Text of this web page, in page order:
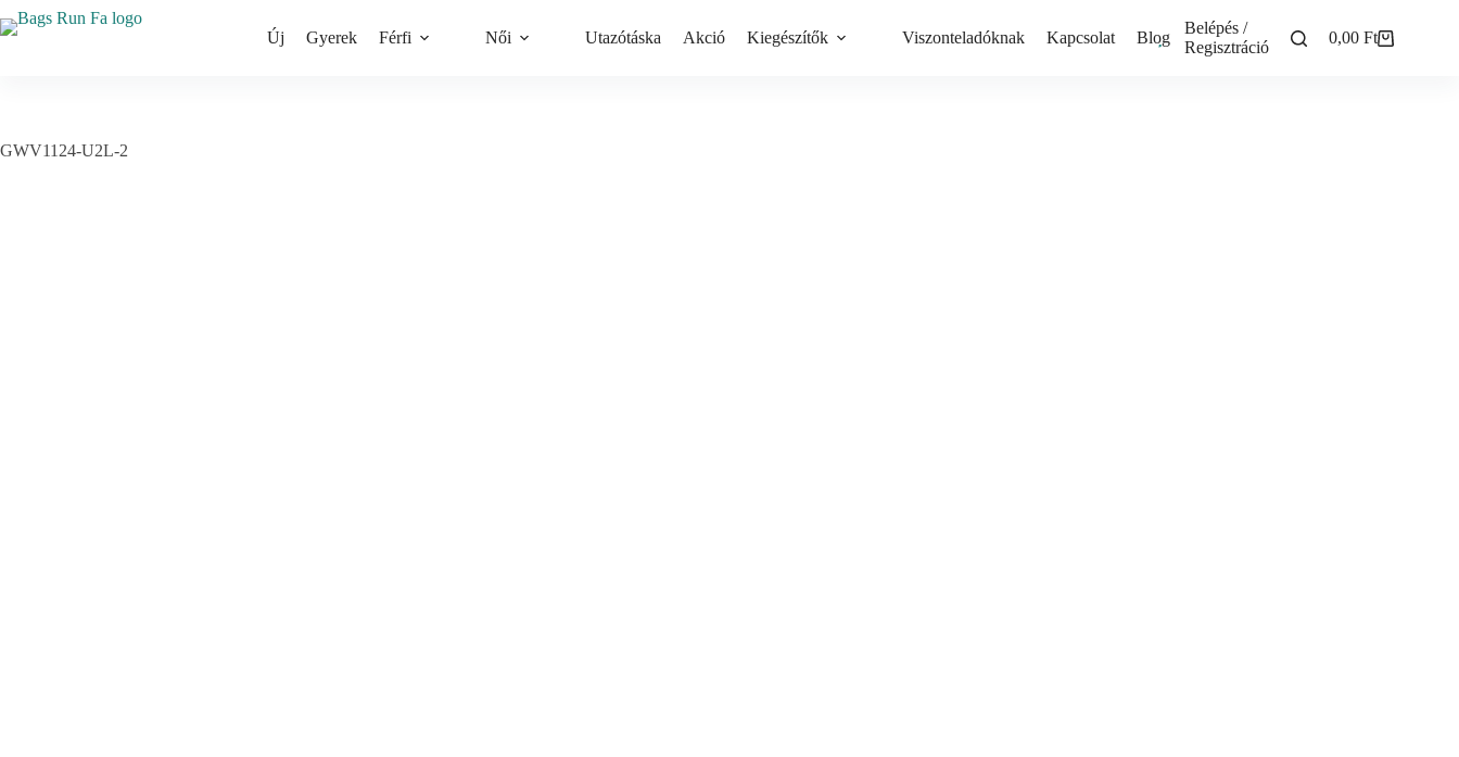
Skip
to
Új Gyerek Férfi Női Utazótáska Akció Kiegészítők Viszonteladóknak Kapcsolat Blog
Belépés /
Regisztráció
Shopping
0,00 Ft
GWV1124-U2L-2